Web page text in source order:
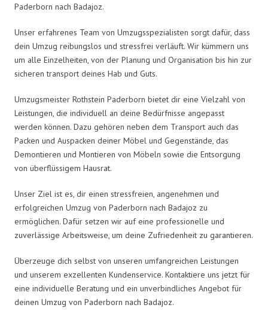
Paderborn nach Badajoz.
Unser erfahrenes Team von Umzugsspezialisten sorgt dafür, dass
dein Umzug reibungslos und stressfrei verläuft. Wir kümmern uns
um alle Einzelheiten, von der Planung und Organisation bis hin zur
sicheren transport deines Hab und Guts.
Umzugsmeister Rothstein Paderborn bietet dir eine Vielzahl von
Leistungen, die individuell an deine Bedürfnisse angepasst
werden können. Dazu gehören neben dem Transport auch das
Packen und Auspacken deiner Möbel und Gegenstände, das
Demontieren und Montieren von Möbeln sowie die Entsorgung
von überflüssigem Hausrat.
Unser Ziel ist es, dir einen stressfreien, angenehmen und
erfolgreichen Umzug von Paderborn nach Badajoz zu
ermöglichen. Dafür setzen wir auf eine professionelle und
zuverlässige Arbeitsweise, um deine Zufriedenheit zu garantieren.
Überzeuge dich selbst von unseren umfangreichen Leistungen
und unserem exzellenten Kundenservice. Kontaktiere uns jetzt für
eine individuelle Beratung und ein unverbindliches Angebot für
deinen Umzug von Paderborn nach Badajoz.